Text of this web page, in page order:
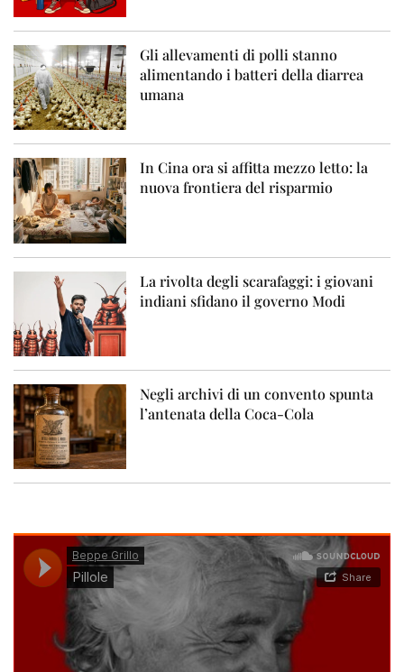
Gli allevamenti di polli stanno
alimentando i batteri della diarrea
umana
In Cina ora si affitta mezzo letto: la
nuova frontiera del risparmio
La rivolta degli scarafaggi: i giovani
indiani sfidano il governo Modi
Negli archivi di un convento spunta
l’antenata della Coca-Cola